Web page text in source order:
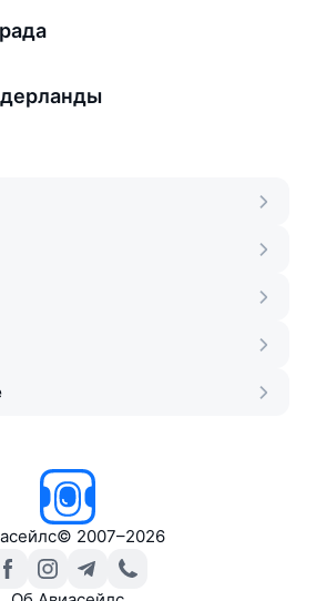
© 2007–2026